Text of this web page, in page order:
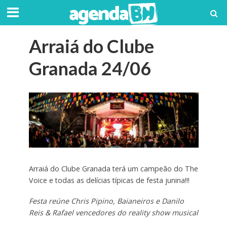
Arraiá do Clube
Granada 24/06
Arraiá do Clube Granada terá um campeão do The
Voice e todas as delícias típicas de festa junina!!!
Festa reúne Chris Pipino, Baianeiros e Danilo
Reis & Rafael vencedores do reality show musical